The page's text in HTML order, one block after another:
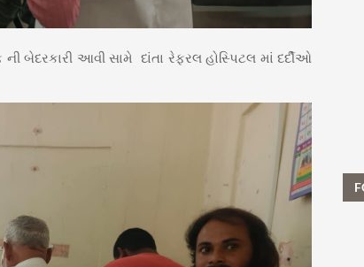
ની બેદરકારી આવી સામે દાંતા રેફરલ હોસ્પિટલ માં દર્દીઓ